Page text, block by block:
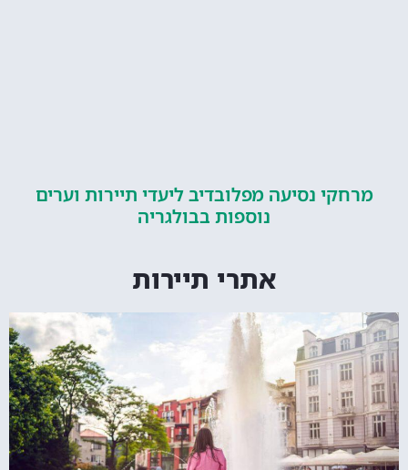
נסיעה מפלובדיב ליעדי תיירות וערים
נוספות בבולגריה
אתרי תיירות